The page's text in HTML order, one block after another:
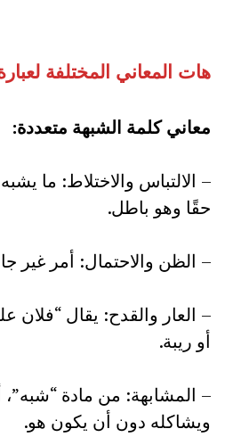
هات المعاني المختلفة
معاني كلمة الشبهة متعددة:
– الالتباس والاختلاط: ما
حقًا وهو باطل.
– الظن والاحتمال: أمر غير
– العار والقدح: يقال “فلان
أو ريبة.
– المشابهة: من مادة
ويشاكله دون أن يكون هو.